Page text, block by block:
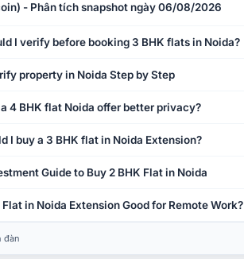
- Phân tích snapshot ngày 06/08/2026
I verify before booking 3 BHK flats in Noida?
property in Noida Step by Step
4 BHK flat Noida offer better privacy?
I buy a 3 BHK flat in Noida Extension?
Guide to Buy 2 BHK Flat in Noida
Flat in Noida Extension Good for Remote Work?
đàn